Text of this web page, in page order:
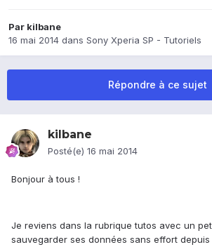
Par kilbane
16 mai 2014 dans Sony Xperia SP - Tutoriels
Répondre à ce sujet
kilbane
Posté(e) 16 mai 2014
Bonjour à tous !
Je reviens dans la rubrique tutos avec un
sauvegarder ses données sans effort